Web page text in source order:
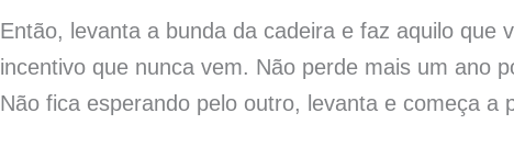
Então, levanta a bunda da cadeira e faz aquilo
incentivo que nunca vem. Não perde mais um ano
Não fica esperando pelo outro, levanta e começa